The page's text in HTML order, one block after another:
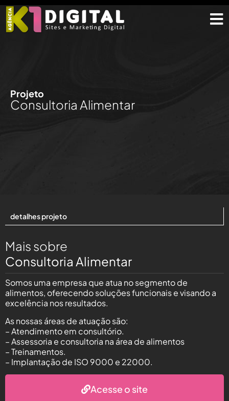
Projeto
Consultoria Alimentar
detalhes projeto
Mais sobre
Consultoria Alimentar
Somos uma empresa que atua no segmento de
alimentos, oferecendo soluções funcionais e visando a
excelência nos resultados.
As nossas áreas de atuação são:
– Atendimento em consultório.
– Assessoria e consultoria na área de alimentos
– Treinamentos.
– Implantação de ISO 9000 e 22000.
Acesse o site